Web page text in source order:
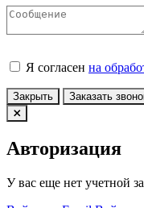
Я согласен на
Закрыть Заказать
Авторизация
У вас еще нет учетной